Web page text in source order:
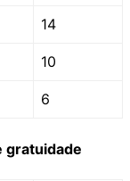
14
10
6
gratuidade